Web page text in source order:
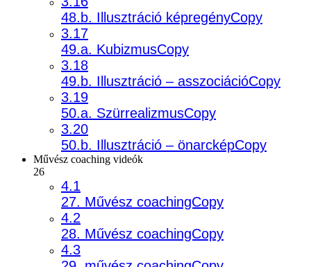
48.b. Illusztráció képregényCopy
3.17
49.a. KubizmusCopy
3.18
49.b. Illusztráció – asszociációCopy
3.19
50.a. SzürrealizmusCopy
3.20
50.b. Illusztráció – önarcképCopy
Művész coaching videók
26
4.1
27. Művész coachingCopy
4.2
28. Művész coachingCopy
4.3